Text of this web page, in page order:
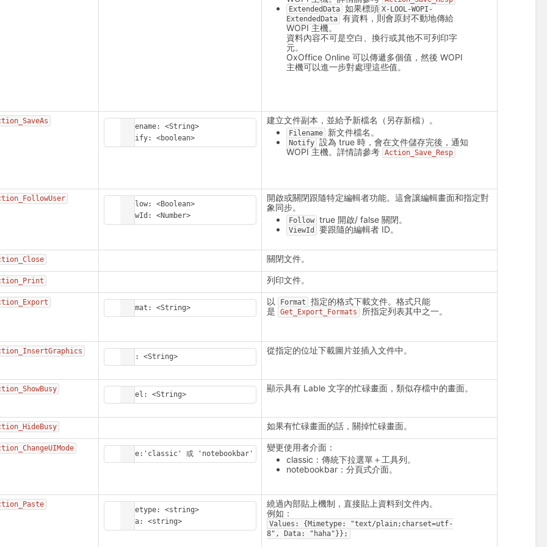
ExtendedData 如果標頭 X-LOOL-WOPI-
ExtendedData 有資料，則會原封不動地傳給
WOPI 主機。
資料內容不可是空白、換行或其他不可列印字
元。
OxOffice Online 可以傳遞多個值，然後 WOPI
主機可以進一步對處理這些值。
Filename: <String>
Notify: <boolean>
建立文件副本，並給予新檔名（另存新檔）。
Filename 新文件檔名。
Notify 設為 true 時，會在文件儲存完後，通知
WOPI 主機。詳情請參考 Action_Save_Resp
Follow: <Boolean>
ViewId: <Number>
開啟或關閉跟隨特定編輯者功能。這會讓編輯畫面和指定對
象同步。
Follow true 開啟/ false 關閉。
ViewId 要跟隨的編輯者 ID。
關閉文件。
列印文件。
Format: <String>
以 Format
指定的格式下載文件。格式只能
是
Get_Export_Formats 所指定列表其中之一。
url: <String>
從指定的位址下載圖片並插入文件中。
Label: <String>
顯示具有 Lable 文字的忙碌畫面，類似存檔中的畫面。
如果有忙碌畫面的話，關掉忙碌畫面。
Mode:'classic' 或 'notebookbar'
變更使用者介面：
classic：傳統下拉選單＋工具列。
notebookbar：分頁式介面。
Mimetype: <string>
Data: <string>
繞過內部貼上機制，直接貼上資料到文件內。
例如：
Values: {Mimetype:
"text/plain;charset=utf-
8",
Data: "haha"}};